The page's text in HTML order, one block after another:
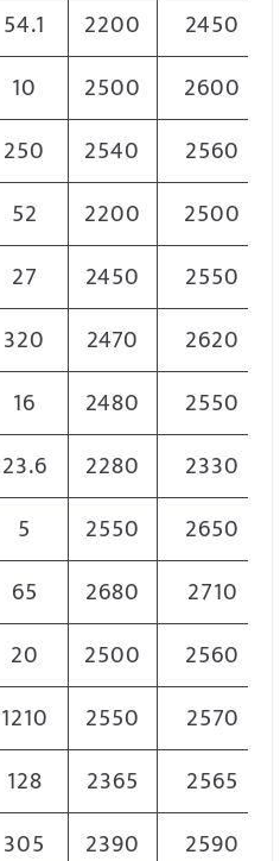
54.1 2200
2450
10 2500
2600
250 2540
2560
52 2200
2500
27 2450
2550
320 2470
2620
16 2480
2550
23.6 2280
2330
5 2550
2650
65 2680
2710
20 2500
2560
1210 2550
2570
128 2365
2565
305 2390
2590